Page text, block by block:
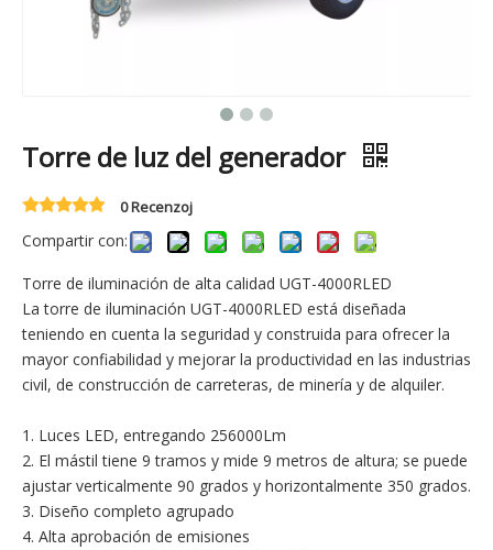
Torre de luz del generador
0 Recenzoj
Compartir con:
Torre de iluminación de alta calidad UGT-4000RLED
La torre de iluminación UGT-4000RLED está diseñada
teniendo en cuenta la seguridad y construida para ofrecer la
mayor confiabilidad y mejorar la productividad en las industrias
civil, de construcción de carreteras, de minería y de alquiler.
1. Luces LED, entregando 256000Lm
2. El mástil tiene 9 tramos y mide 9 metros de altura; se puede
ajustar verticalmente 90 grados y horizontalmente 350 grados.
3. Diseño completo agrupado
4. Alta aprobación de emisiones